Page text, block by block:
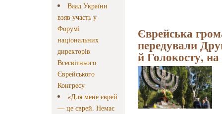
Ваад України
взяв участь у
Форумі
національних
директорів
Всесвітнього
Єврейського
Конгресу
«Для мене єврей
— це єврей. Немає
Єврейська
передували
й Голокосту, на